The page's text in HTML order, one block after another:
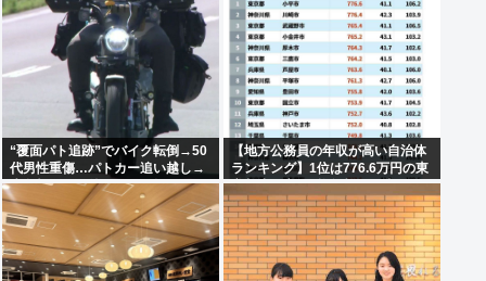
“覆面パト追跡”でバイク転倒→50
代男性重傷…パトカー追い越し→
赤色灯つけた後まもなく転倒
【地方公務員の年収が高い自治体
ランキング】1位は776.6万円の東
京都小平市 (平均年齢41.1歳）、2
位は神奈川県川崎市の776.4万
円、3位は東京都武蔵野市の765.4
万円